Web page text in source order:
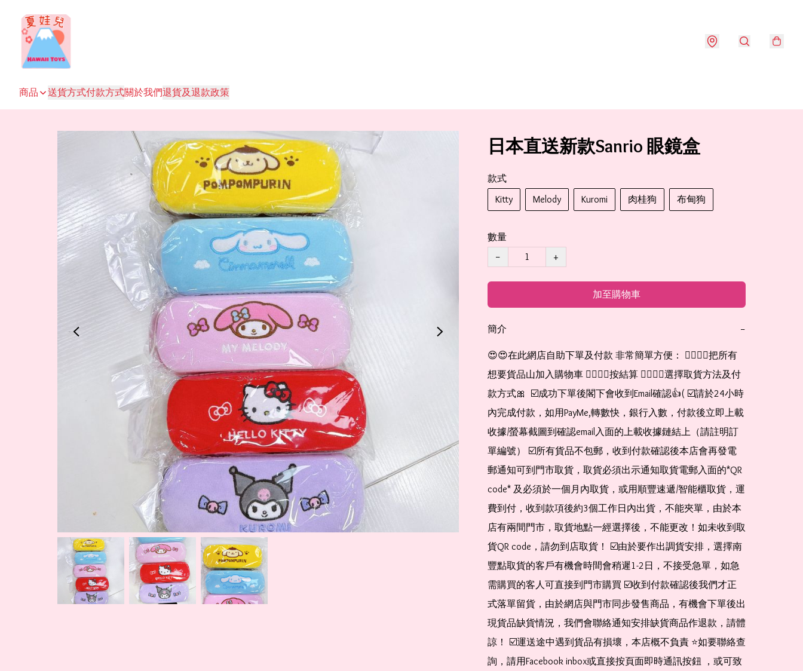
商品 送貨方式付款方式關於我們退貨及退款政策
日本直送新款Sanrio 眼鏡盒
款式
Kitty
Melody Kuromi 肉桂狗 布甸狗
數量
−
+
加至購物車
簡介 −
😍😍在此網店自助下單及付款 非常簡單方便： 👉🏻👉🏻把所有
想要貨品山加入購物車 👉🏻👉🏻按結算 👉🏻👉🏻選擇取貨方法及付
款方式🎀  ☑️成功下單後閣下會收到Email確認👍( ☑️請於24小時
內完成付款，如用PayMe,轉數快，銀行入數，付款後立即上載
收據/螢幕截圖到確認email入面的上載收據鏈結上（請註明訂
單編號） ☑️所有貨品不包郵，收到付款確認後本店會再發電
郵通知可到門市取貨，取貨必須出示通知取貨電郵入面的*QR
code* 及必須於一個月內取貨，或用順豐速遞/智能櫃取貨，運
費到付，收到款項後約3個工作日內出貨，不能夾單，由於本
店有兩間門市，取貨地點一經選擇後，不能更改！如未收到取
貨QR code，請勿到店取貨！ ☑️由於要作出調貨安排，選擇南
豐點取貨的客戶有機會時間會稍遲1-2日，不接受急單，如急
需購買的客人可直接到門市購買 ☑️收到付款確認後我們才正
式落單留貨，由於網店與門市同步發售商品，有機會下單後出
現貨品缺貨情況，我們會聯絡通知安排缺貨商品作退款，請體
諒！ ☑️運送途中遇到貨品有損壞，本店概不負責 ⭐️如要聯絡查
詢，請用Facebook inbox或直接按頁面即時通訊按鈕 ，或可致